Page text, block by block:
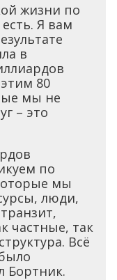
жизни по
Я вам
в
80
мы не
– это
по
мы
люди,
частные, так
Всё
Бортник.